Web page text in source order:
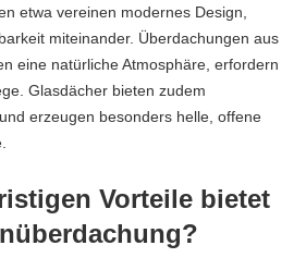
etwa vereinen modernes Design,
miteinander. Überdachungen aus
eine natürliche Atmosphäre, erfordern
Glasdächer bieten zudem
erzeugen besonders helle, offene
Vorteile bietet